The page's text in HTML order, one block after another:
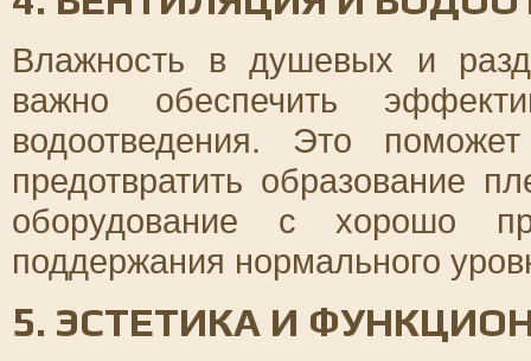
Влажность в душевых и
важно обеспечить
водоотведения. Это
предотвратить образование
оборудование с хорошо
поддержания нормального
5. ЭСТЕТИКА И